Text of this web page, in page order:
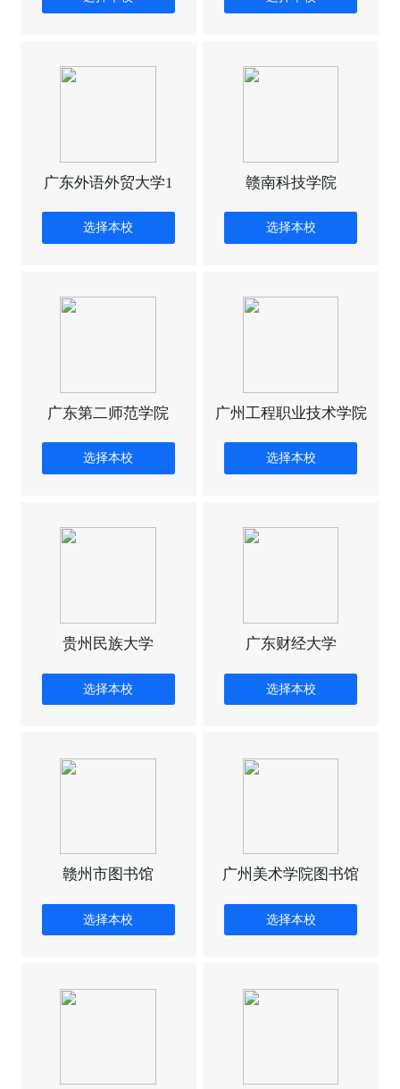
广东外语外贸大学1
选择本校
赣南科技学院
选择本校
广东第二师范学院
选择本校
广州工程职业技术学院
选择本校
贵州民族大学
选择本校
广东财经大学
选择本校
赣州市图书馆
选择本校
广州美术学院图书馆
选择本校